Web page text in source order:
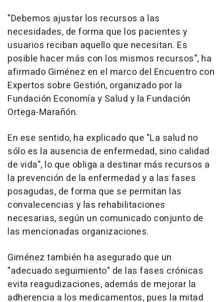
"Debemos ajustar los recursos a las
necesidades, de forma que los pacientes y
usuarios reciban aquello que necesitan. Es
posible hacer más con los mismos recursos", ha
afirmado Giménez en el marco del Encuentro con
Expertos sobre Gestión, organizado por la
Fundación Economía y Salud y la Fundación
Ortega-Marañón.
En ese sentido, ha explicado que "La salud no
sólo es la ausencia de enfermedad, sino calidad
de vida", lo que obliga a destinar más recursos a
la prevención de la enfermedad y a las fases
posagudas, de forma que se permitan las
convalecencias y las rehabilitaciones
necesarias, según un comunicado conjunto de
las mencionadas organizaciones.
Giménez también ha asegurado que un
"adecuado seguimiento" de las fases crónicas
evita reagudizaciones, además de mejorar la
adherencia a los medicamentos, pues la mitad